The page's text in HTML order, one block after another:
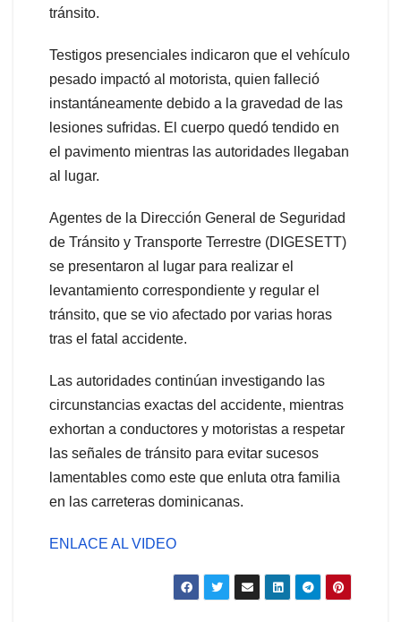
tránsito.
Testigos presenciales indicaron que el vehículo
pesado impactó al motorista, quien falleció
instantáneamente debido a la gravedad de las
lesiones sufridas. El cuerpo quedó tendido en
el pavimento mientras las autoridades llegaban
al lugar.
Agentes de la Dirección General de Seguridad
de Tránsito y Transporte Terrestre (DIGESETT)
se presentaron al lugar para realizar el
levantamiento correspondiente y regular el
tránsito, que se vio afectado por varias horas
tras el fatal accidente.
Las autoridades continúan investigando las
circunstancias exactas del accidente, mientras
exhortan a conductores y motoristas a respetar
las señales de tránsito para evitar sucesos
lamentables como este que enluta otra familia
en las carreteras dominicanas.
ENLACE AL VIDEO